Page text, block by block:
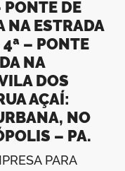
PONTE DE
NA ESTRADA
– PONTE
NA
DOS
AÇAÍ:
NO
– PA.
PARA